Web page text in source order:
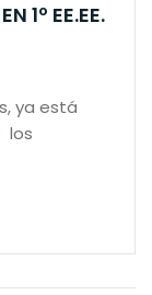
1º EE.EE.
ya está
los